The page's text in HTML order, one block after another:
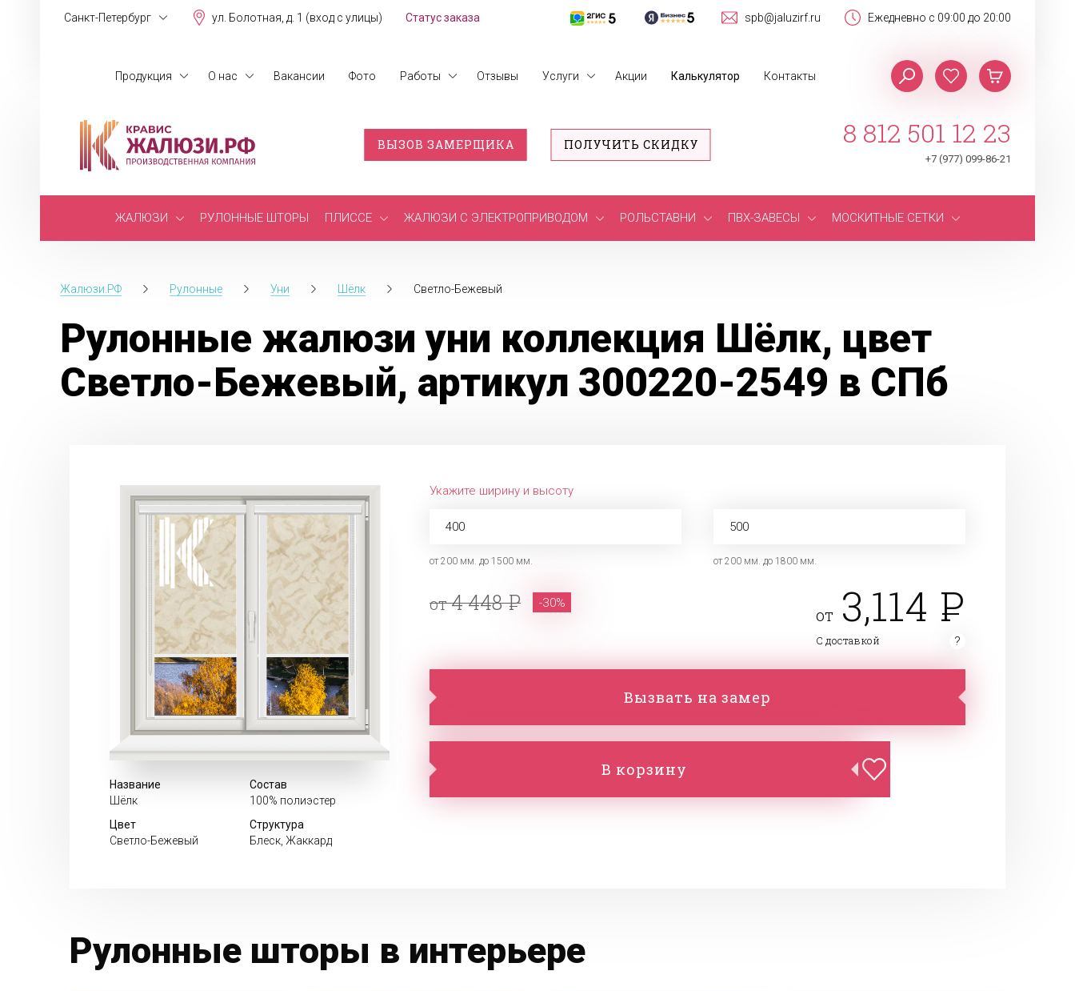
Санкт-Петербург ул. Болотная, д. 1 (вход с улицы) Ежедневно с 09:00 до 20:00
spb@jaluzirf.ru
Статус заказа
Продукция О нас Вакансии Фото Работы Отзывы Услуги Акции Калькулятор Контакты
ВЫЗОВ ЗАМЕРЩИКА ПОЛУЧИТЬ СКИДКУ 8 812 501 12 23
+7 (977) 099-86-21
ЖАЛЮЗИ РУЛОННЫЕ ШТОРЫ ПЛИССЕ ЖАЛЮЗИ С ЭЛЕКТРОПРИВОДОМ РОЛЬСТАВНИ ПВХ-ЗАВЕСЫ МОСКИТНЫЕ СЕТКИ
Жалюзи.РФ Рулонные Уни Шёлк Светло-Бежевый
Рулонные жалюзи уни коллекция Шёлк, цвет
Светло-Бежевый, артикул 300220-2549 в СПб
Название
Шёлк
Состав
100% полиэстер
Цвет
Светло-Бежевый
Структура
Блеск, Жаккард
Укажите ширину и высоту
от 200 мм. до 1500 мм. от 200 мм. до 1800 мм.
от4 448 -30%
от 3,114
С доставкой
Вызвать на замер
В корзину
Рулонные шторы в интерьере